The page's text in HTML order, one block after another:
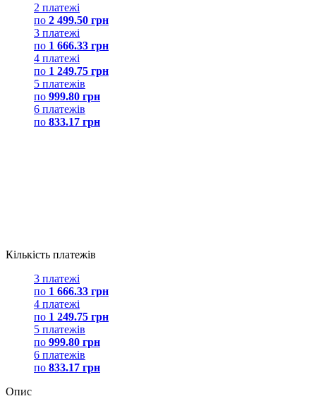
2 платежі
по 2 499.50 грн
3 платежі
по 1 666.33 грн
4 платежі
по 1 249.75 грн
5 платежів
по 999.80 грн
6 платежів
по 833.17 грн
Кількість платежів
3 платежі
по 1 666.33 грн
4 платежі
по 1 249.75 грн
5 платежів
по 999.80 грн
6 платежів
по 833.17 грн
Опис